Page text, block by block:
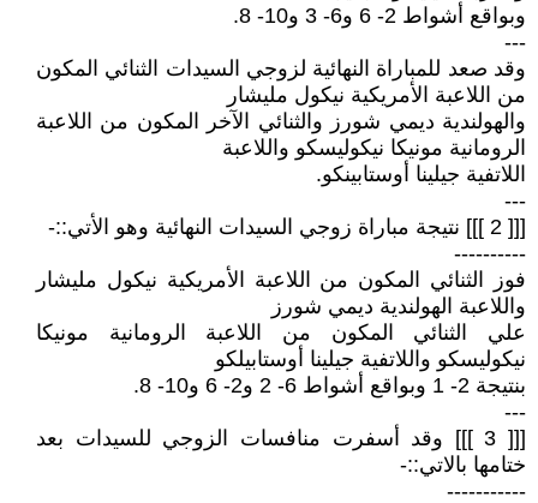
وبواقع أشواط 2- 6 و6- 3 و10- 8.
---
وقد صعد للمباراة النهائية لزوجي السيدات الثنائي المكون
من اللاعبة الأمريكية نيكول مليشار
والهولندية ديمي شورز والثنائي الآخر المكون من اللاعبة
الرومانية مونيكا نيكوليسكو واللاعبة
اللاتفية جيلينا أوستابينكو.
---
[[[ 2 ]]] نتيجة مباراة زوجي السيدات النهائية وهو الأتي::-
----------
فوز الثنائي المكون من اللاعبة الأمريكية نيكول مليشار
واللاعبة الهولندية ديمي شورز
علي الثنائي المكون من اللاعبة الرومانية مونيكا
نيكوليسكو واللاتفية جيلينا أوستابيلكو
بنتيجة 2- 1 وبواقع أشواط 6- 2 و2- 6 و10- 8.
---
[[[ 3 ]]] وقد أسفرت منافسات الزوجي للسيدات بعد
ختامها بالاتي::-
-----------